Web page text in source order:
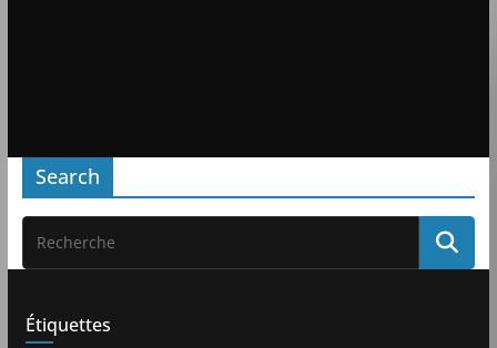
Search
Étiquettes